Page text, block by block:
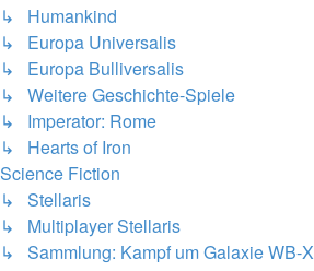
↳ Humankind
↳ Europa Universalis
↳ Europa Bulliversalis
↳ Weitere Geschichte-Spiele
↳ Imperator: Rome
↳ Hearts of Iron
Science Fiction
↳ Stellaris
↳ Multiplayer Stellaris
↳ Sammlung: Kampf um Galaxie WB-X